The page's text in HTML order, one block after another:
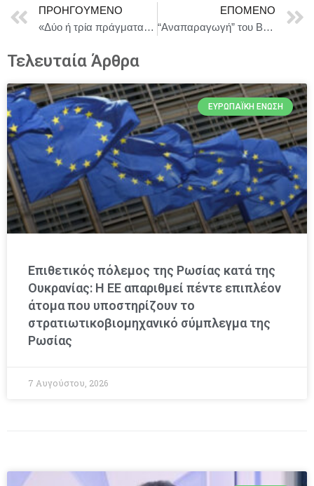
ΠΡΟΗΓΟΎΜΕΝΟ
«Δύο ή τρία πράγματα που ξέρω γι’ αυτόν», το νέο έργο του Ανέστη Αζά || Θέατρο Προσκήνιο, από 24/1
ΕΠΌΜΕΝΟ
“Αναπαραγωγή” του Barry McStay | Από τις 12 Ιανουαρίου στο Studio Μαυρομιχάλη | Σκηνοθεσία-μετάφραση: Μενέλαος Καραντζάς
Τελευταία Άρθρα
ΕΥΡΩΠΑΪΚΉ ΈΝΩΣΗ
Επιθετικός πόλεμος της Ρωσίας κατά της
Ουκρανίας: Η ΕΕ απαριθμεί πέντε επιπλέον
άτομα που υποστηρίζουν το
στρατιωτικοβιομηχανικό σύμπλεγμα της
Ρωσίας
7 Αυγούστου, 2026